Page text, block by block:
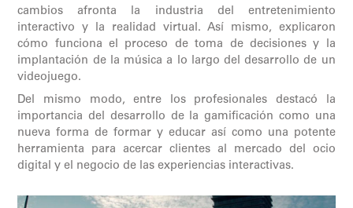
cambios afronta la industria del entretenimiento
interactivo y la realidad virtual. Así mismo, explicaron
cómo funciona el proceso de toma de decisiones y la
implantación de la música a lo largo del desarrollo de un
videojuego.
Del mismo modo, entre los profesionales destacó la
importancia del desarrollo de la gamificación como una
nueva forma de formar y educar así como una potente
herramienta para acercar clientes al mercado del ocio
digital y el negocio de las experiencias interactivas.